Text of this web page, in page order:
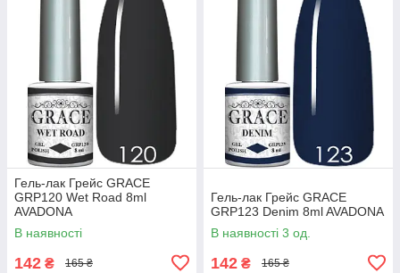
Гель-лак Грейс GRACE
GRP120 Wet Road 8ml
AVADONA
В наявності
142 ₴ 165 ₴
Гель-лак Грейс GRACE
GRP123 Denim 8ml AVADONA
В наявності 3 од.
142 ₴ 165 ₴